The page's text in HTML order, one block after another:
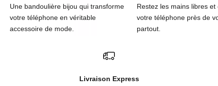
Une bandoulière bijou qui transforme
votre téléphone en véritable
accessoire de mode.
Restez les mains libres et
votre téléphone près de
partout.
Livraison Express